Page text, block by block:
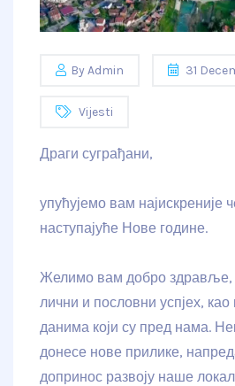
ByAdmin 31
Vijesti
Драги суграђани,
упућујемо вам најискреније
наступајуће Нове године.
Желимо вам добро здравље,
лични и пословни успјех,
данима који су пред нама.
донесе нове прилике,
допринос развоју наше